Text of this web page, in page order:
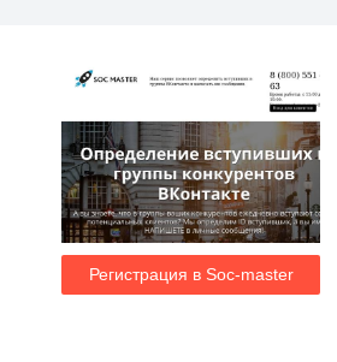
Регистрация в Soc-master